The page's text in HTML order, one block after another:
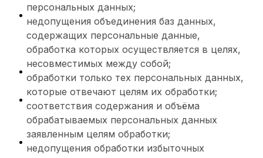
персональных данных;
недопущения объединения баз данных,
содержащих персональные данные,
обработка которых осуществляется в целях,
несовместимых между собой;
обработки только тех персональных данных,
которые отвечают целям их обработки;
соответствия содержания и объёма
обрабатываемых персональных данных
заявленным целям обработки;
недопущения обработки избыточных